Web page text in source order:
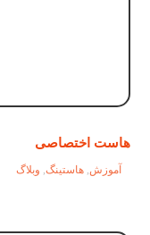
هاست اختصاصی
آموزش,هاستینگ, وبلاگ